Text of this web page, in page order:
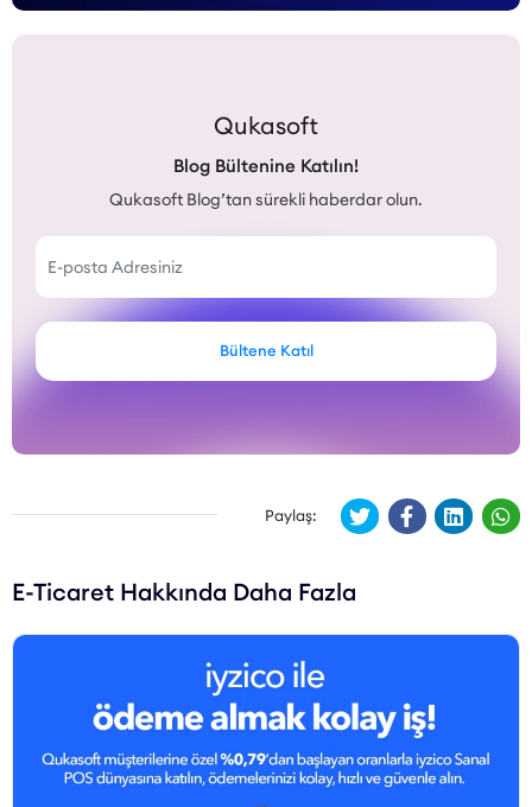
Qukasoft
Blog Bültenine Katılın!
Qukasoft Blog’tan sürekli haberdar olun.
Bültene Katıl
Paylaş:
E-Ticaret Hakkında Daha Fazla